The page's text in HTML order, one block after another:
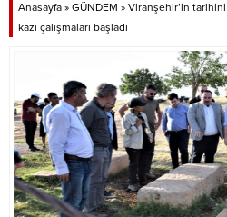
Anasayfa » GÜNDEM » Viranşehir’in
kazı çalışmaları başladı